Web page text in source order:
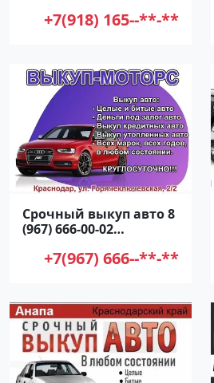
+7(918) 165--**-**
Срочный выкуп авто 8
(967) 666-00-02
+7(967) 666--**-**